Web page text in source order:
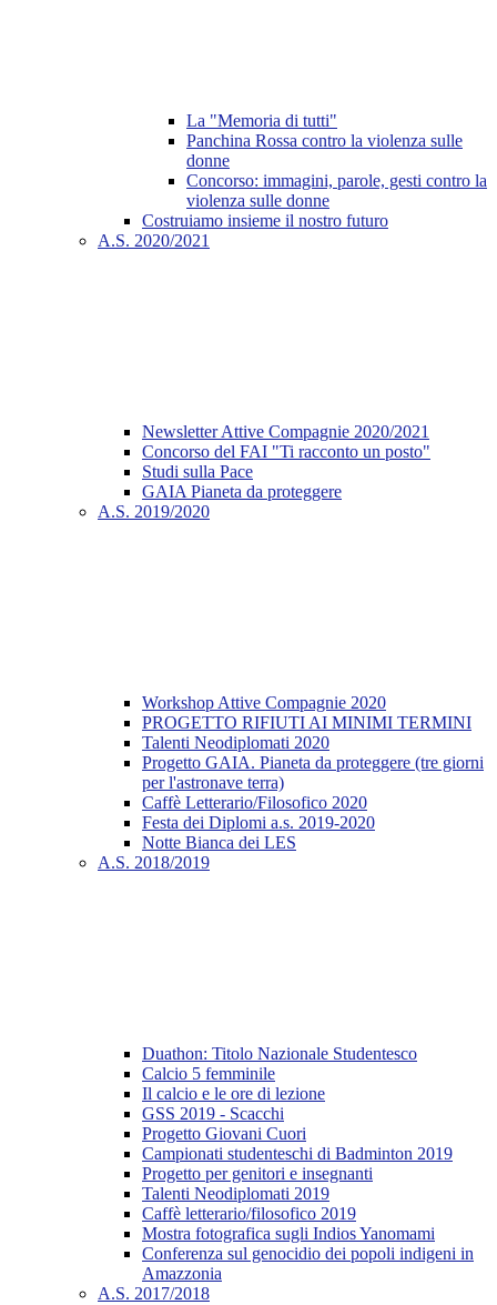
La "Memoria di tutti"
Panchina Rossa contro la violenza sulle
donne
Concorso: immagini, parole, gesti contro la
violenza sulle donne
Costruiamo insieme il nostro futuro
A.S. 2020/2021
Newsletter Attive Compagnie 2020/2021
Concorso del FAI "Ti racconto un posto"
Studi sulla Pace
GAIA Pianeta da proteggere
A.S. 2019/2020
Workshop Attive Compagnie 2020
PROGETTO RIFIUTI AI MINIMI TERMINI
Talenti Neodiplomati 2020
Progetto GAIA. Pianeta da proteggere (tre giorni
per l'astronave terra)
Caffè Letterario/Filosofico 2020
Festa dei Diplomi a.s. 2019-2020
Notte Bianca dei LES
A.S. 2018/2019
Duathon: Titolo Nazionale Studentesco
Calcio 5 femminile
Il calcio e le ore di lezione
GSS 2019 - Scacchi
Progetto Giovani Cuori
Campionati studenteschi di Badminton 2019
Progetto per genitori e insegnanti
Talenti Neodiplomati 2019
Caffè letterario/filosofico 2019
Mostra fotografica sugli Indios Yanomami
Conferenza sul genocidio dei popoli indigeni in
Amazzonia
A.S. 2017/2018